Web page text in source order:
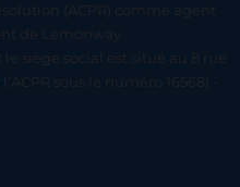
(ACPR) comme agent
de Lemonway
siège social est situé au 8 rue
sous le numéro 16568) -